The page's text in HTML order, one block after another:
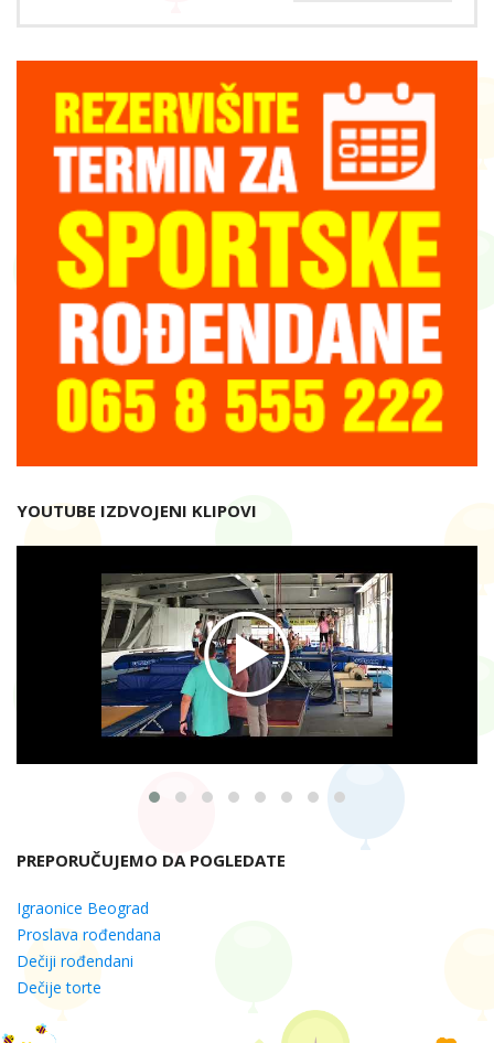
YOUTUBE IZDVOJENI KLIPOVI
PREPORUČUJEMO DA POGLEDATE
Igraonice Beograd
Proslava rođendana
Dečiji rođendani
Dečije torte